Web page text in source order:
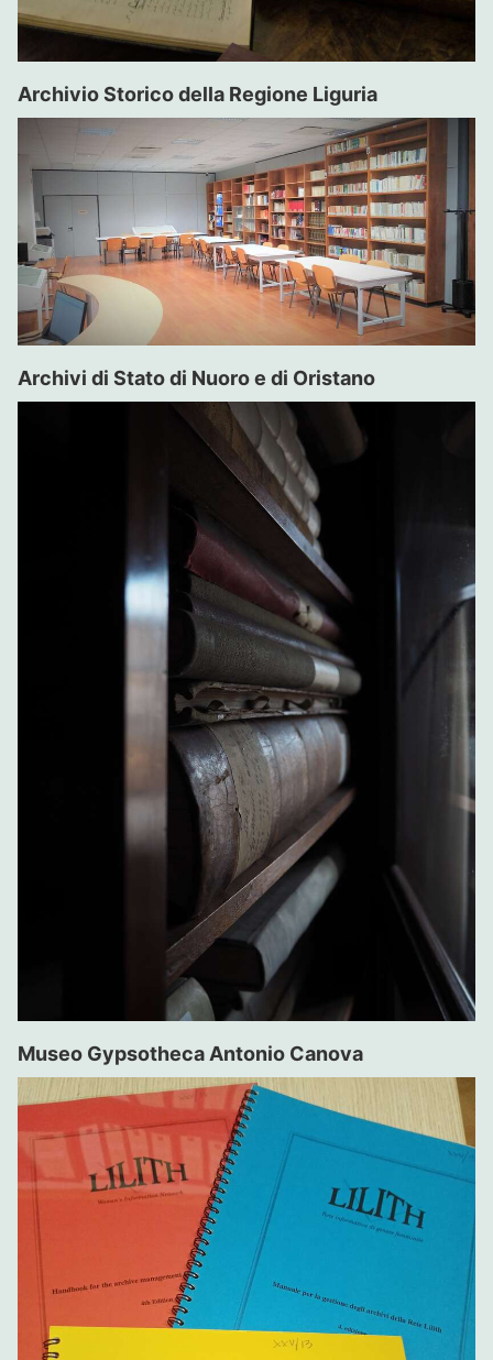
Archivio Storico della Regione Liguria
Archivi di Stato di Nuoro e di Oristano
Museo Gypsotheca Antonio Canova